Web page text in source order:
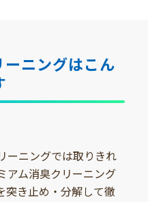
ニングはこん
ーニングでは取りきれ
アム消臭クリーニング
突き止め・分解して徹